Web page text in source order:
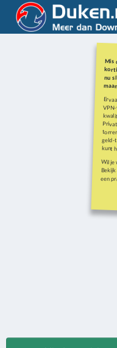
Mis
nu
kunt
Wil je
een